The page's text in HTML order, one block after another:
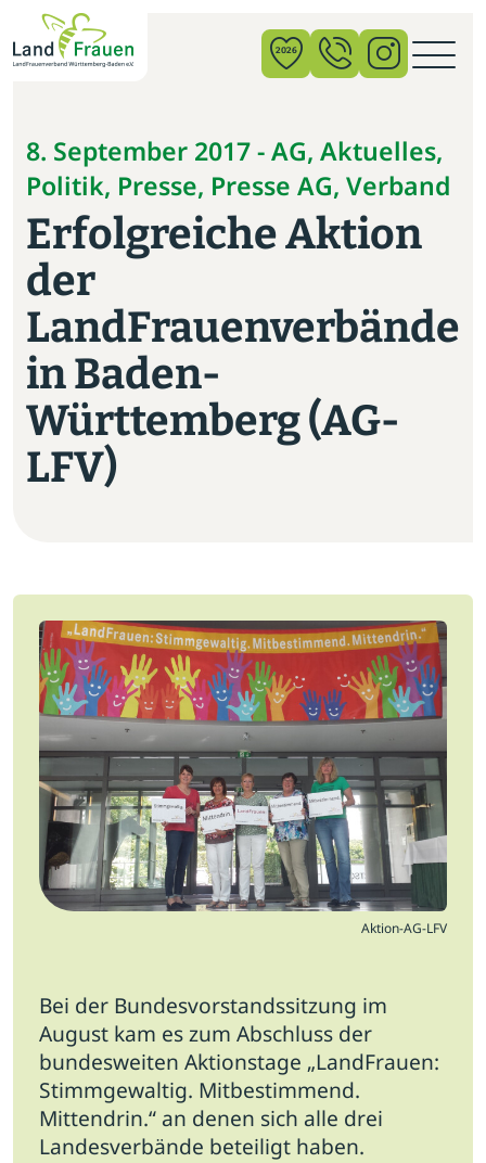
2026
8. September 2017 - AG, Aktuelles,
Politik, Presse, Presse AG, Verband
Erfolgreiche Aktion
der
LandFrauenverbände
in Baden-
Württemberg (AG-
LFV)
×
News
Verband
Politik
Bildung
Gemeinschaft
Vor Ort
Startseite
Presse
Intern
Login
Mitglied werden
Aktion-AG-LFV
Bei der Bundesvorstandssitzung im
August kam es zum Abschluss der
bundesweiten Aktionstage „LandFrauen:
Stimmgewaltig. Mitbestimmend.
Mittendrin.“ an denen sich alle drei
Landesverbände beteiligt haben.